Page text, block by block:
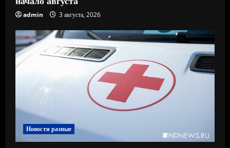
admin 3 августа, 2026
Новости разные